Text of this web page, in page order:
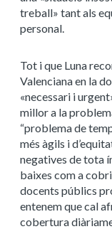
treball» tant als
personal.
Tot i que Luna
Valenciana en la
«necessari i
millor a la
“problema de
més àgils i
negatives de tota
baixes com a
docents públics
entenem que cal
cobertura